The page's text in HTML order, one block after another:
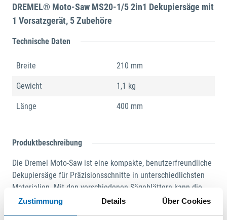
Zustimmung Details Über Cookies
DREMEL® Moto-Saw MS20-1/5 2in1 Dekupiersäge mit
1 Vorsatzgerät, 5 Zubehöre
Technische Daten
Breite 210 mm
Gewicht 1,1 kg
Länge 400 mm
Produktbeschreibung
Die Dremel Moto-Saw ist eine kompakte, benutzerfreundliche
Dekupiersäge für Präzisionsschnitte in unterschiedlichsten
Materialien. Mit den verschiedenen Sägeblättern kann die
Dremel Moto-Saw unterschiedlichste Materialien problemlos